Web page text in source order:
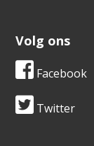
Volg ons
Facebook
Twitter